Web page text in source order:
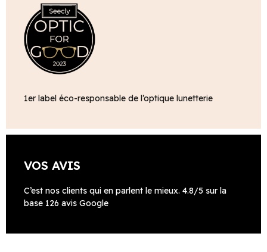
1er label éco-responsable de l’optique lunetterie
VOS AVIS
C’est nos clients qui en parlent le mieux. 4.8/5 sur la
base 126 avis Google